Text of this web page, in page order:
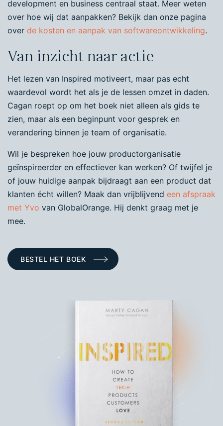
development en business centraal staat. Meer weten
over hoe wij dat aanpakken? Bekijk dan onze pagina
over de kosten en aanpak van softwareontwikkeling.
Van inzicht naar actie
Het lezen van Inspired motiveert, maar pas echt
waardevol wordt het als je de lessen omzet in daden.
Cagan roept op om het boek niet alleen als gids te
zien, maar als een beginpunt voor gesprek en
verandering binnen je team of organisatie.
Wil je bespreken hoe jouw productorganisatie
geïnspireerder en effectiever kan werken? Of twijfel je
of jouw huidige aanpak bijdraagt aan een product dat
klanten écht willen? Maak dan vrijblijvend een afspraak
met Yvo van GlobalOrange. Hij denkt graag met je
mee.
BESTEL HET BOEK